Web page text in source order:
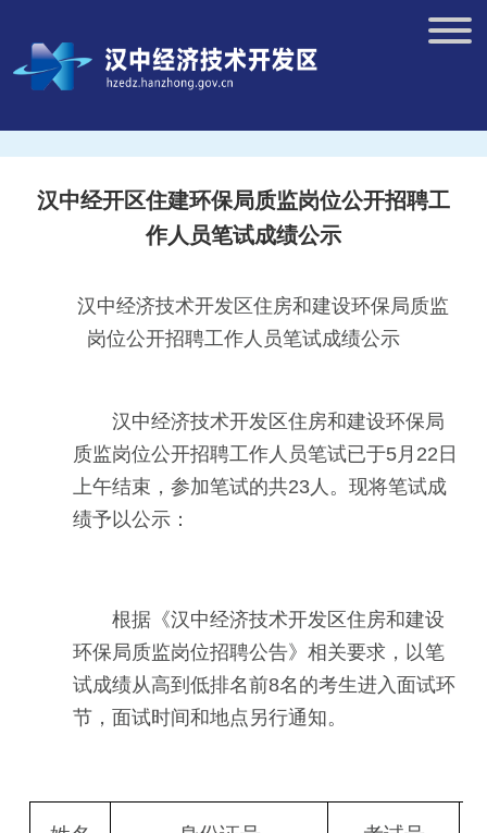
汉中经开区住建环保局质监岗位公开招聘工
作人员笔试成绩公示
汉中经济技术开发区住房和建设环保局质监
岗位公开招聘工作人员笔试成绩公示
汉中经济技术开发区住房和建设环保局
质监岗位公开招聘工作人员笔试已于5月22日
上午结束，参加笔试的共23人。现将笔试成
绩予以公示：
根据《汉中经济技术开发区住房和建设
环保局质监岗位招聘公告》相关要求，以笔
试成绩从高到低排名前8名的考生进入面试环
节，面试时间和地点另行通知。